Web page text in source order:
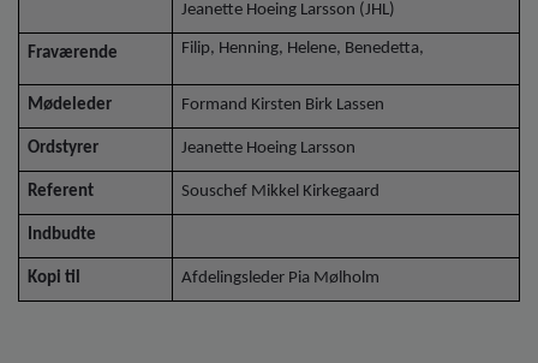
Jeanette Hoeing Larsson (JHL)
Fraværende Filip, Henning, Helene, Benedetta,
Mødeleder Formand Kirsten Birk Lassen
Ordstyrer Jeanette Hoeing Larsson
Referent Souschef Mikkel Kirkegaard
Indbudte
Kopi til Afdelingsleder Pia Mølholm